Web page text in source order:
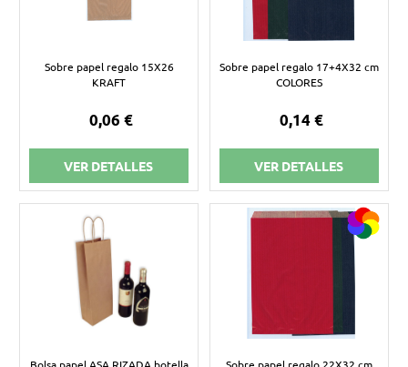
Sobre papel regalo 15X26
KRAFT
0,06 €
VER DETALLES
Sobre papel regalo 17+4X32 cm
COLORES
0,14 €
VER DETALLES
Bolsa papel ASA RIZADA botella Sobre papel regalo 22X32 cm